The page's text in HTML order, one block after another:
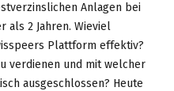
Anlagen bei
als 2 Jahren. Wieviel
Plattform effektiv?
verdienen und mit welcher
ausgeschlossen? Heute